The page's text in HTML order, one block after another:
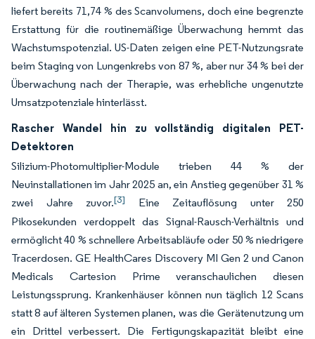
liefert bereits 71,74 % des Scanvolumens, doch eine begrenzte
Erstattung für die routinemäßige Überwachung hemmt das
Wachstumspotenzial. US-Daten zeigen eine PET-Nutzungsrate
beim Staging von Lungenkrebs von 87 %, aber nur 34 % bei der
Überwachung nach der Therapie, was erhebliche ungenutzte
Umsatzpotenziale hinterlässt.
Rascher Wandel hin zu vollständig digitalen PET-
Detektoren
Silizium-Photomultiplier-Module trieben 44 % der
Neuinstallationen im Jahr 2025 an, ein Anstieg gegenüber 31 %
zwei Jahre zuvor.[3]
Eine Zeitauflösung unter 250
Pikosekunden verdoppelt das Signal-Rausch-Verhältnis und
ermöglicht 40 % schnellere Arbeitsabläufe oder 50 % niedrigere
Tracerdosen. GE HealthCares Discovery MI Gen 2 und Canon
Medicals Cartesion Prime veranschaulichen diesen
Leistungssprung. Krankenhäuser können nun täglich 12 Scans
statt 8 auf älteren Systemen planen, was die Gerätenutzung um
ein Drittel verbessert. Die Fertigungskapazität bleibt eine